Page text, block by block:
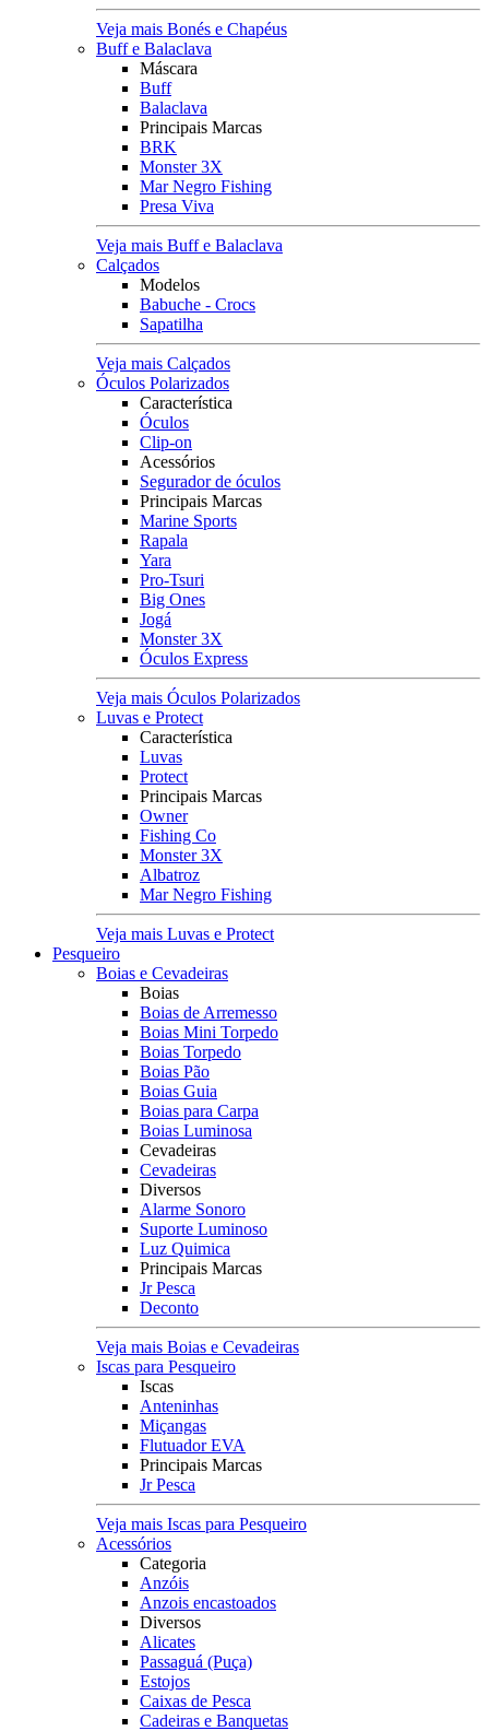
Veja mais Bonés e Chapéus
Buff e Balaclava
Máscara
Buff
Balaclava
Principais Marcas
BRK
Monster 3X
Mar Negro Fishing
Presa Viva
Veja mais Buff e Balaclava
Calçados
Modelos
Babuche - Crocs
Sapatilha
Veja mais Calçados
Óculos Polarizados
Característica
Óculos
Clip-on
Acessórios
Segurador de óculos
Principais Marcas
Marine Sports
Rapala
Yara
Pro-Tsuri
Big Ones
Jogá
Monster 3X
Óculos Express
Veja mais Óculos Polarizados
Luvas e Protect
Característica
Luvas
Protect
Principais Marcas
Owner
Fishing Co
Monster 3X
Albatroz
Mar Negro Fishing
Veja mais Luvas e Protect
Pesqueiro
Boias e Cevadeiras
Boias
Boias de Arremesso
Boias Mini Torpedo
Boias Torpedo
Boias Pão
Boias Guia
Boias para Carpa
Boias Luminosa
Cevadeiras
Cevadeiras
Diversos
Alarme Sonoro
Suporte Luminoso
Luz Quimica
Principais Marcas
Jr Pesca
Deconto
Veja mais Boias e Cevadeiras
Iscas para Pesqueiro
Iscas
Anteninhas
Miçangas
Flutuador EVA
Principais Marcas
Jr Pesca
Veja mais Iscas para Pesqueiro
Acessórios
Categoria
Anzóis
Anzois encastoados
Diversos
Alicates
Passaguá (Puça)
Estojos
Caixas de Pesca
Cadeiras e Banquetas